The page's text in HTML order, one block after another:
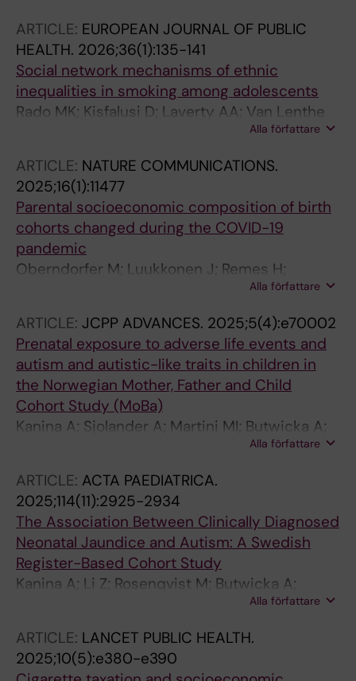
ARTICLE: EUROPEAN JOURNAL OF PUBLIC
HEALTH. 2026;36(1):135-141
Social network mechanisms of ethnic
inequalities in smoking among adolescents
Rado MK; Kisfalusi D; Laverty AA; Van Lenthe
Alla författare
ARTICLE: NATURE COMMUNICATIONS.
2025;16(1):11477
Parental socioeconomic composition of birth
cohorts changed during the COVID-19
pandemic
Oberndorfer M; Luukkonen J; Remes H;
Waldhor T; Burgos-Ochoa L; Rado MK; Been
JV; Mpumwire Ostergren O; Fallesen P;
Montgomerie A; Pilkington RM; Lynch J; Paixao
Cruz ES; Falcao IR; Martikainen PT
Alla författare
ARTICLE: JCPP ADVANCES. 2025;5(4):e70002
Prenatal exposure to adverse life events and
autism and autistic-like traits in children in
the Norwegian Mother, Father and Child
Cohort Study (MoBa)
Kanina A; Sjolander A; Martini MI; Butwicka A;
Larsson H; Hughes AM; Rado MK; Taylor MJ;
Alla författare
ARTICLE: ACTA PAEDIATRICA.
2025;114(11):2925-2934
The Association Between Clinically Diagnosed
Neonatal Jaundice and Autism: A Swedish
Register-Based Cohort Study
Kanina A; Li Z; Rosenqvist M; Butwicka A;
Larsson H; Johansson S; Rado MK; Martini MI;
Alla författare
ARTICLE: LANCET PUBLIC HEALTH.
2025;10(5):e380-e390